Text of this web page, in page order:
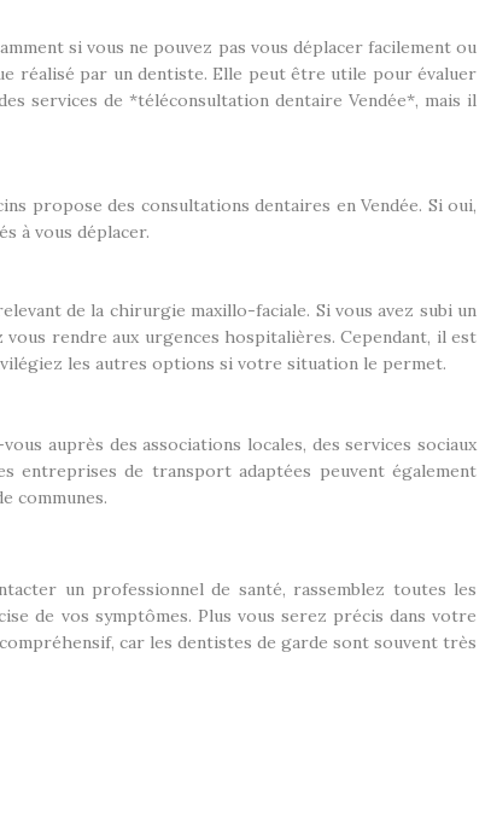
si vous ne pouvez pas vous déplacer facilement ou
réalisé par un dentiste. Elle peut être utile pour évaluer
services de *téléconsultation dentaire Vendée*, mais il
propose des consultations dentaires en Vendée. Si oui,
à vous déplacer.
de la chirurgie maxillo-faciale. Si vous avez subi un
rendre aux urgences hospitalières. Cependant, il est
les autres options si votre situation le permet.
auprès des associations locales, des services sociaux
entreprises de transport adaptées peuvent également
communes.
un professionnel de santé, rassemblez toutes les
de vos symptômes. Plus vous serez précis dans votre
car les dentistes de garde sont souvent très